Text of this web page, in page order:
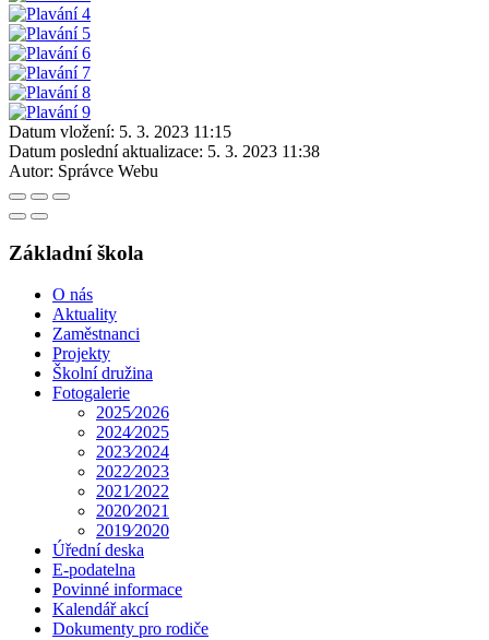
Datum vložení: 5. 3. 2023 11:15
Datum poslední aktualizace: 5. 3. 2023 11:38
Autor: Správce Webu
Základní škola
O nás
Aktuality
Zaměstnanci
Projekty
Školní družina
Fotogalerie
2025⁄2026
2024⁄2025
2023⁄2024
2022⁄2023
2021⁄2022
2020⁄2021
2019⁄2020
Úřední deska
E-podatelna
Povinné informace
Kalendář akcí
Dokumenty pro rodiče